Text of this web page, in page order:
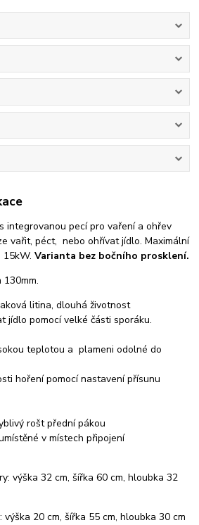
integrovanou pecí pro vaření a ohřev
vařit, péct, nebo ohřívat jídlo. Maximální
15kW.Varianta bez bočního prosklení.
litina, dlouhá životnost
jídlo pomocí velké části sporáku.
teplotou a plameni odolné do
hoření pomocí nastavení přísunu
rošt přední pákou
v místech připojení
výška 32 cm, šířka 60 cm, hloubka 32
20 cm, šířka 55 cm, hloubka 30 cm